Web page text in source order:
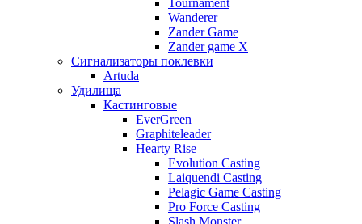
Wanderer
Zander Game
Zander game X
Сигнализаторы поклевки
Artuda
Удилища
Кастинговые
EverGreen
Graphiteleader
Hearty Rise
Evolution Casting
Laiquendi Casting
Pelagic Game Casting
Pro Force Casting
Slash Monster